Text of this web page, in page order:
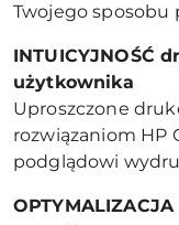
Twojego sposobu
INTUICYJNOŚĆ
użytkownika
Uproszczone
rozwiązaniom HP
podglądowi